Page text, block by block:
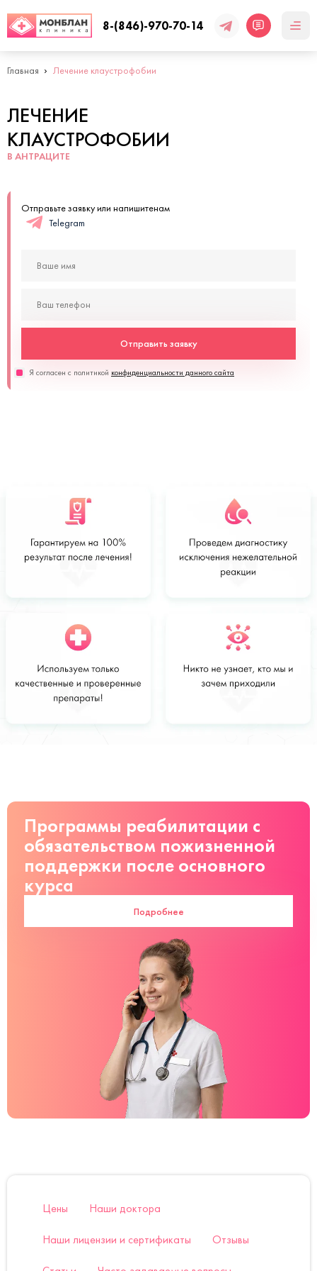
8-(846)-970-70-14
Главная Лечение клаустрофобии
ЛЕЧЕНИЕ
КЛАУСТРОФОБИИ
В АНТРАЦИТЕ
Отправьте заявку или напишитенам
Telegram
Отправить заявку
Я согласен с политикой конфиденциальности данного сайта
Стоимость
от 3200 руб
Заказать
Программы реабилитации с
обязательством пожизненной
поддержки после основного
курса
Подробнее
Цены Наши доктора
Наши лицензии и сертификаты Отзывы